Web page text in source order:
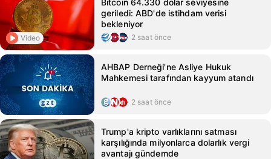
Video
Bitcoin 64.330 dolar seviyesine
geriledi: ABD'de istihdam verisi
bekleniyor
2 saat önce
AHBAP Derneği'ne Asliye Hukuk
Mahkemesi tarafından kayyum atandı
2 saat önce
Trump'a kripto varlıklarını satması
karşılığında milyonlarca dolarlık vergi
avantajı gündemde